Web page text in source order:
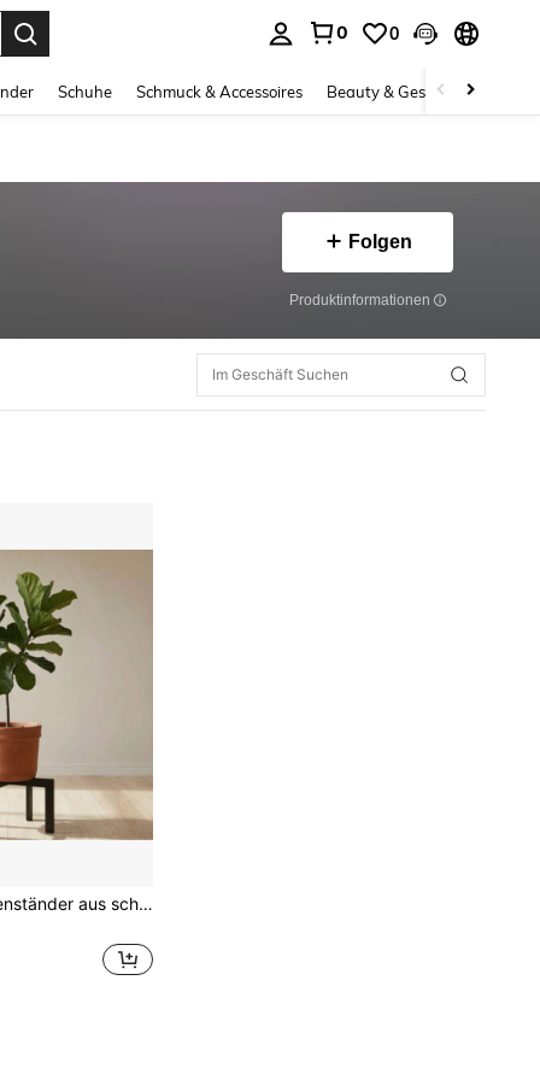
0 0
Schuhe Schmuck & Accessoires Beauty & Gesundheit
Folgen
Produktinformationen
Moderner Pflanzenständer aus schwarzem Metall, 12 Zoll Blumenhalter, minimalistische Heim- und Hochzeitsdekoration